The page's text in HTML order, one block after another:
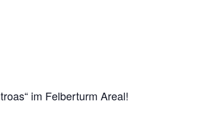
im Felberturm Areal!